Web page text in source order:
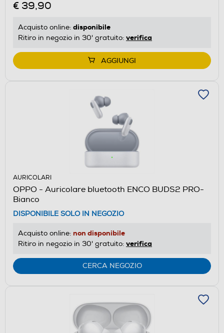
€ 39,90
Acquisto online: disponibile
Ritiro in negozio in 30' gratuito: verifica
AGGIUNGI
AURICOLARI
OPPO - Auricolare bluetooth ENCO BUDS2 PRO-
Bianco
DISPONIBILE SOLO IN NEGOZIO
Acquisto online: non disponibile
Ritiro in negozio in 30' gratuito: verifica
CERCA NEGOZIO